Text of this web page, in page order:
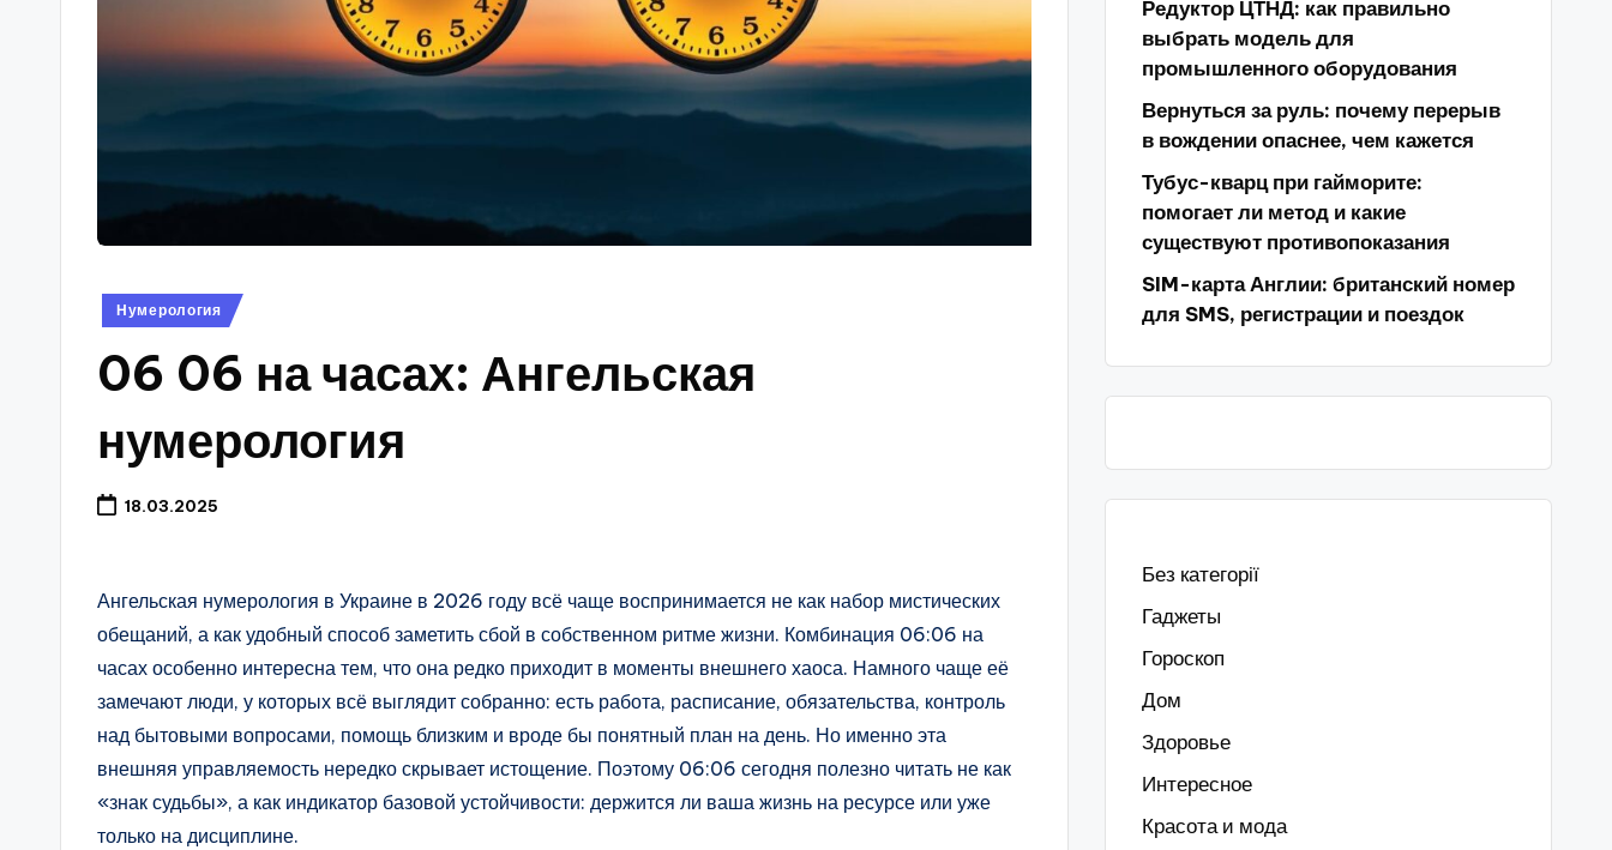
Опубликовано
Нумерология
06 06 на часах: Ангельская
нумерология
18.03.2025
Ангельская нумерология в Украине в 2026 году всё чаще воспринимается не как набор мистических
обещаний, а как удобный способ заметить сбой в собственном ритме жизни. Комбинация 06:06 на
часах особенно интересна тем, что она редко приходит в моменты внешнего хаоса. Намного чаще её
замечают люди, у которых всё выглядит собранно: есть работа, расписание, обязательства, контроль
над бытовыми вопросами, помощь близким и вроде бы понятный план на день. Но именно эта
внешняя управляемость нередко скрывает истощение. Поэтому 06:06 сегодня полезно читать не как
«знак судьбы», а как индикатор базовой устойчивости: держится ли ваша жизнь на ресурсе или уже
только на дисциплине.
Редуктор ЦТНД: как правильно
выбрать модель для
промышленного оборудования
Вернуться за руль: почему перерыв
в вождении опаснее, чем кажется
Тубус-кварц при гайморите:
помогает ли метод и какие
существуют противопоказания
SIM-карта Англии: британский номер
для SMS, регистрации и поездок
Без категорії
Гаджеты
Гороскоп
Дом
Здоровье
Интересное
Красота и мода